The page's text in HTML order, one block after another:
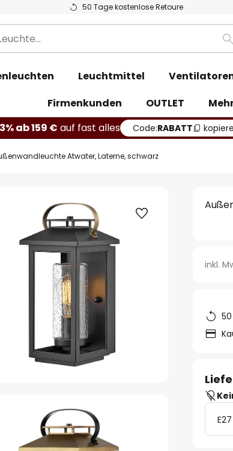
50 Tage kostenlose Retoure
Leuchtmittel
Firmenkunden
OUTLET
ab 159 € auf fast alles Code:RABATT
Atwater, Laterne, schwarz
inkl.